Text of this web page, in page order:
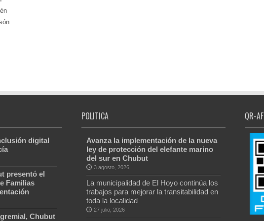
digital
presentó el
Familias
Chubut
POLITICA
Avanza la implementación de la nueva
ley de protección del elefante marino
del sur en Chubut
3 agosto, 2026
La municipalidad de El Hoyo continúa los
trabajos para mejorar la transitabilidad en
toda la localidad
27 julio, 2026
QR-